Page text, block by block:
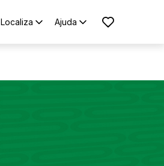
Localiza Ajuda